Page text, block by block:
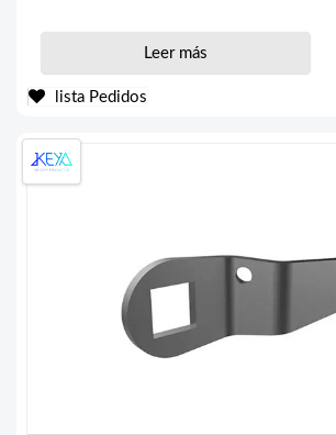
Leer más
lista Pedidos